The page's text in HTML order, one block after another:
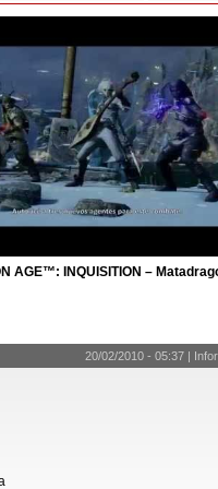
AGE™: INQUISITION –
20/02/2010 - 05:37 |